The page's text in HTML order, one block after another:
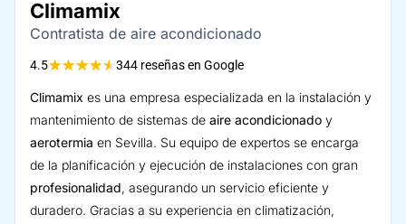
Climamix
Contratista de aire acondicionado
4.5★★★★★344 reseñas en Google
Climamix es una empresa especializada en la instalación y
mantenimiento de sistemas de aire acondicionado y
aerotermia en Sevilla. Su equipo de expertos se encarga
de la planificación y ejecución de instalaciones con gran
profesionalidad, asegurando un servicio eficiente y
duradero. Gracias a su experiencia en climatización,